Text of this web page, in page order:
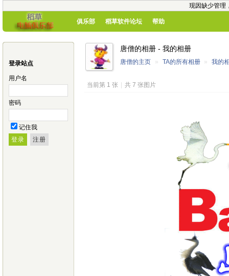
现因缺少管理
俱乐部 稻草软件论坛 帮助
登录站点
用户名
密码
记住我
唐僧的相册 - 我的相册
唐僧的主页 » TA的所有相册 » 我的
当前第 1 张 共 7 张图片